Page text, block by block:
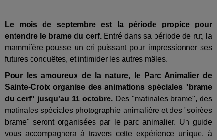
Le mois de septembre est la période propice pour
entendre le brame du cerf.Entré dans sa période de rut, la
mammifère pousse un cri puissant pour impressionner ses
futures conquêtes, et intimider les autres mâles.
Pour les amoureux de la nature, le Parc Animalier de
Sainte-Croix organise des animations spéciales "brame
du cerf" jusqu'au 11 octobre. Des "matinales brame", des
matinales spéciales photographie animalière et des "soirées
brame" seront organisées par le parc animalier. Un guide
vous accompagnera à travers cette expérience unique, à